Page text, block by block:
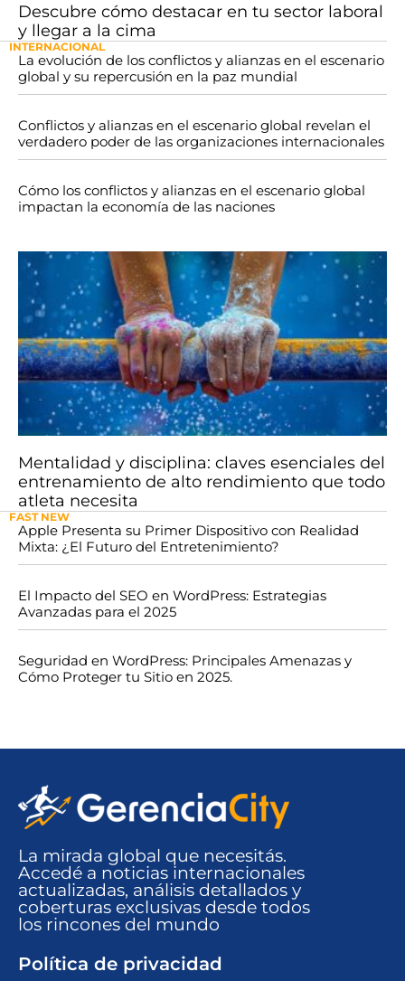
Descubre cómo destacar en tu sector laboral
y llegar a la cima
INTERNACIONAL
La evolución de los conflictos y alianzas en el escenario
global y su repercusión en la paz mundial
Conflictos y alianzas en el escenario global revelan el
verdadero poder de las organizaciones internacionales
Cómo los conflictos y alianzas en el escenario global
impactan la economía de las naciones
Mentalidad y disciplina: claves esenciales del
entrenamiento de alto rendimiento que todo
atleta necesita
FAST NEW
Apple Presenta su Primer Dispositivo con Realidad
Mixta: ¿El Futuro del Entretenimiento?
El Impacto del SEO en WordPress: Estrategias
Avanzadas para el 2025
Seguridad en WordPress: Principales Amenazas y
Cómo Proteger tu Sitio en 2025.
La mirada global que necesitás.
Accedé a noticias internacionales
actualizadas, análisis detallados y
coberturas exclusivas desde todos
los rincones del mundo​
Política de privacidad